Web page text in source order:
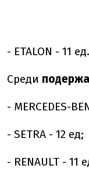
- ETALON - 11 ед.
Среди
- MERCEDES-
- SETRA - 12 ед;
- RENAULT - 11